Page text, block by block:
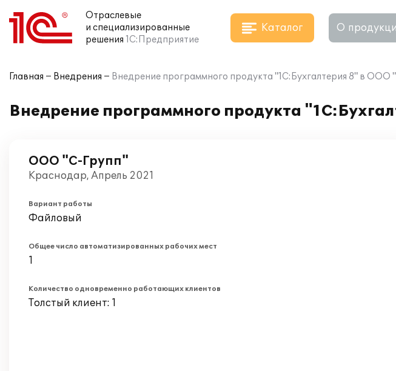
Отраслевые
и специализированные
решения 1С:Предприятие
Каталог О
Главная Внедрения Внедрение программного продукта "1С:Бухгалтерия 8" в ООО
Внедрение программного продукта
ООО "С-Групп"
Краснодар, Апрель 2021
Вариант работы
Файловый
Общее число автоматизированных рабочих мест
1
Количество одновременно работающих клиентов
Толстый клиент: 1